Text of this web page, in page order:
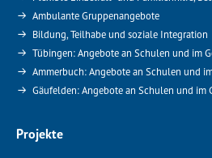
Ambulante Gruppenangebote
Bildung, Teilhabe und soziale Integration
Tübingen: Angebote an Schulen und im
Ammerbuch: Angebote an Schulen und
Gäufelden: Angebote an Schulen und im
Projekte